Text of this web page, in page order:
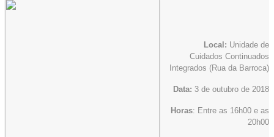
Local: Unidade de
Cuidados Continuados
Integrados (Rua da Barroca)
Data: 3 de outubro de 2018
Horas: Entre as 16h00 e as
20h00